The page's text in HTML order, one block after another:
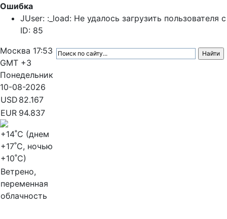
Ошибка
JUser: :_load: Не удалось загрузить пользователя с
ID: 85
Москва 17:53
GMT +3
Понедельник
10-08-2026
USD 82.167
EUR 94.837
+14˚C (днем
+17˚C, ночью
+10˚C)
Ветрено,
переменная
облачность